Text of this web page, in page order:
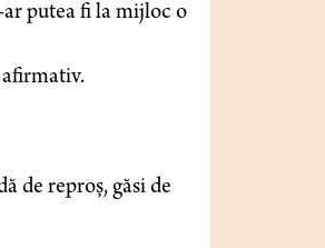
putea fi la mijloc o
afirmativ.
de reproș, găsi de